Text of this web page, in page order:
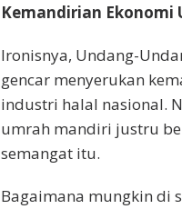
Kemandirian Ekonomi
Ironisnya, Undang-
gencar menyerukan
industri halal nasional.
umrah mandiri justru
semangat itu.
Bagaimana mungkin di